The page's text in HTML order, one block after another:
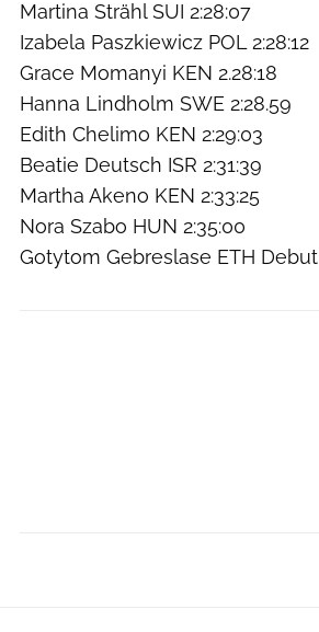
Martina Strähl SUI 2:28:07
Izabela Paszkiewicz POL 2:28:12
Grace Momanyi KEN 2.28:18
Hanna Lindholm SWE 2:28.59
Edith Chelimo KEN 2:29:03
Beatie Deutsch ISR 2:31:39
Martha Akeno KEN 2:33:25
Nora Szabo HUN 2:35:00
Gotytom Gebreslase ETH Debut